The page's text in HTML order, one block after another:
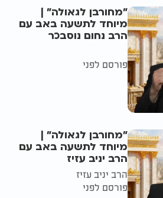
"מחורבן לגאולה" |
מיוחד לתשעה באב עם
הרב נחום נוסבכר
פורסם לפני
"מחורבן לגאולה" |
מיוחד לתשעה באב עם
הרב יניב עזיז
הרב יניב עזיז
פורסם לפני